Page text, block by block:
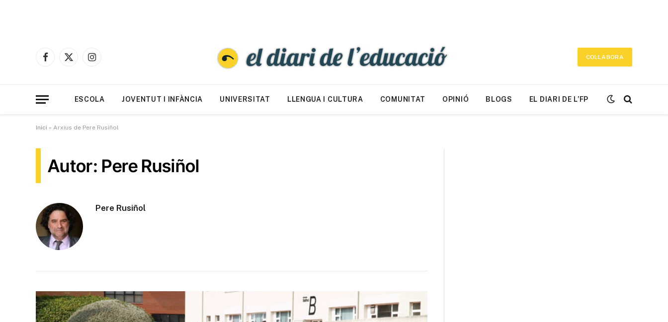
Facebook
X
Instagram
COL·LABORA
ESCOLA JOVENTUT I INFÀNCIA UNIVERSITAT LLENGUA I CULTURA COMUNITAT OPINIÓ BLOGS EL DIARI DE L’FP
Inici » Arxius de Pere Rusiñol
Autor: Pere Rusiñol
Pere Rusiñol